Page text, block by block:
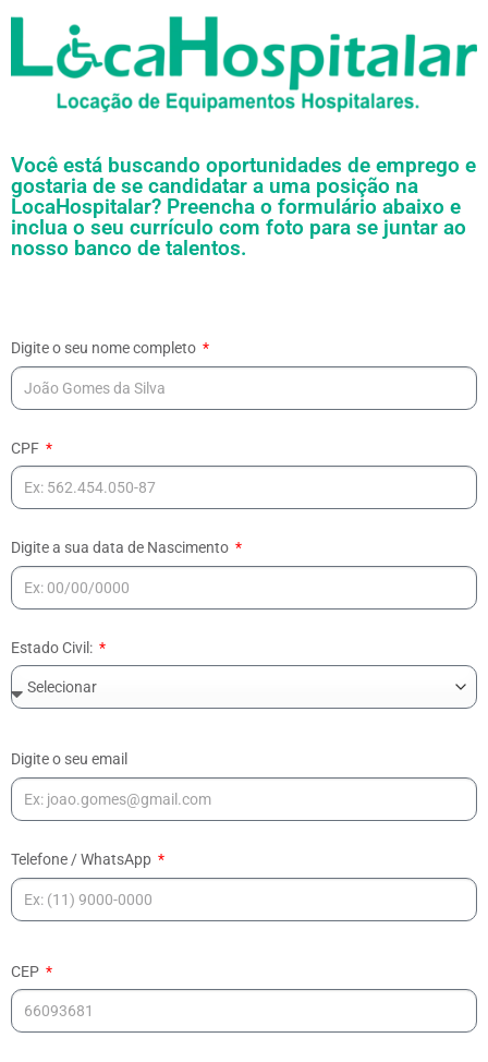
Você está buscando oportunidades de emprego e
gostaria de se candidatar a uma posição na
LocaHospitalar? Preencha o formulário abaixo e
inclua o seu currículo com foto para se juntar ao
nosso banco de talentos.
Digite o seu nome completo
CPF
Digite a sua data de Nascimento
Estado Civil:
Digite o seu email
Telefone / WhatsApp
CEP